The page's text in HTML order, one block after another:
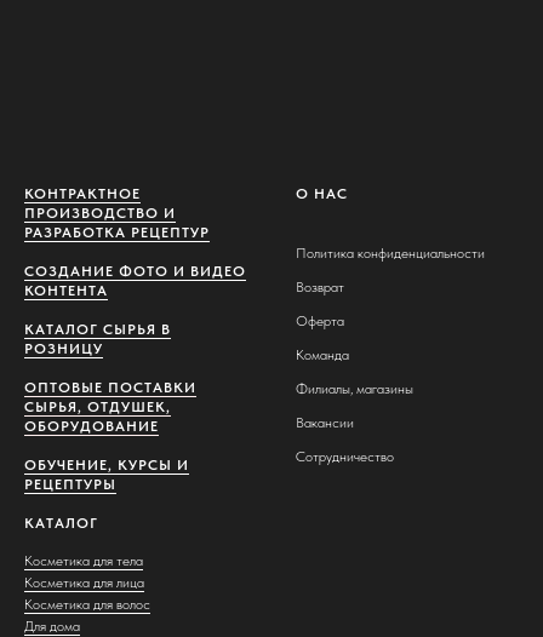
КОНТРАКТНОЕ
ПРОИЗВОДСТВО И
РАЗРАБОТКА РЕЦЕПТУР
СОЗДАНИЕ ФОТО И ВИДЕО
КОНТЕНТА
КАТАЛОГ СЫРЬЯ В
РОЗНИЦУ
ОПТОВЫЕ ПОСТАВКИ
СЫРЬЯ, ОТДУШЕК,
ОБОРУДОВАНИЕ
ОБУЧЕНИЕ, КУРСЫ И
РЕЦЕПТУРЫ
КАТАЛОГ
Косметика для тела
Косметика для лица
Косметика для волос
Для дома
О НАС
Политика конфиденциальности
Возврат
Оферта
Команда
Филиалы, магазины
Вакансии
Сотрудничество